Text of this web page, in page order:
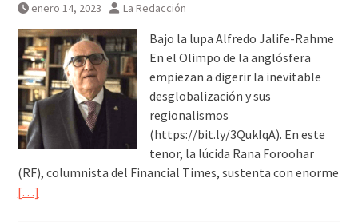
enero 14, 2023 La Redacción
Bajo la lupa Alfredo Jalife-Rahme
En el Olimpo de la anglósfera
empiezan a digerir la inevitable
desglobalización y sus
regionalismos
(https://bit.ly/3QukIqA). En este
tenor, la lúcida Rana Foroohar
(RF), columnista del Financial Times, sustenta con enorme
[…]